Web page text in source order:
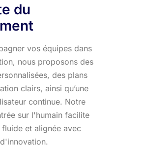
du
vos équipes dans
nous proposons des
des plans
clairs, ainsi qu’une
continue. Notre
sur l'humain facilite
et alignée avec